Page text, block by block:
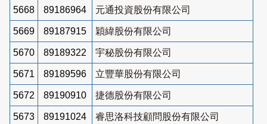
5668 89186964 元通投資股份有限公司
5669 89187915 穎緯股份有限公司
5670 89189322 宇秘股份有限公司
5671 89189596 立豐華股份有限公司
5672 89190910 捷德股份有限公司
5673 89191024 睿思洛科技顧問股份有限公司